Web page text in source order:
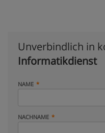
Unverbindlich in
Informatikdienst
NAME
NACHNAME